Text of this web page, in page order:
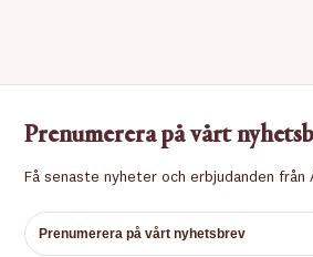
Prenumerera på vårt
Få senaste nyheter och erbjudanden från